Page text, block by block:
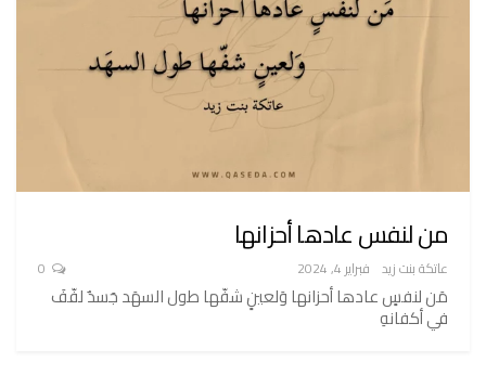
من لنفس عادها أحزانها
عاتكة بنت زيد فبراير 4, 2024
مَن لنفسٍ عادها أحزانها وَلعينٍ شفّها طول السهَد جَسدٌ لفّفَ
في أكفانهِ